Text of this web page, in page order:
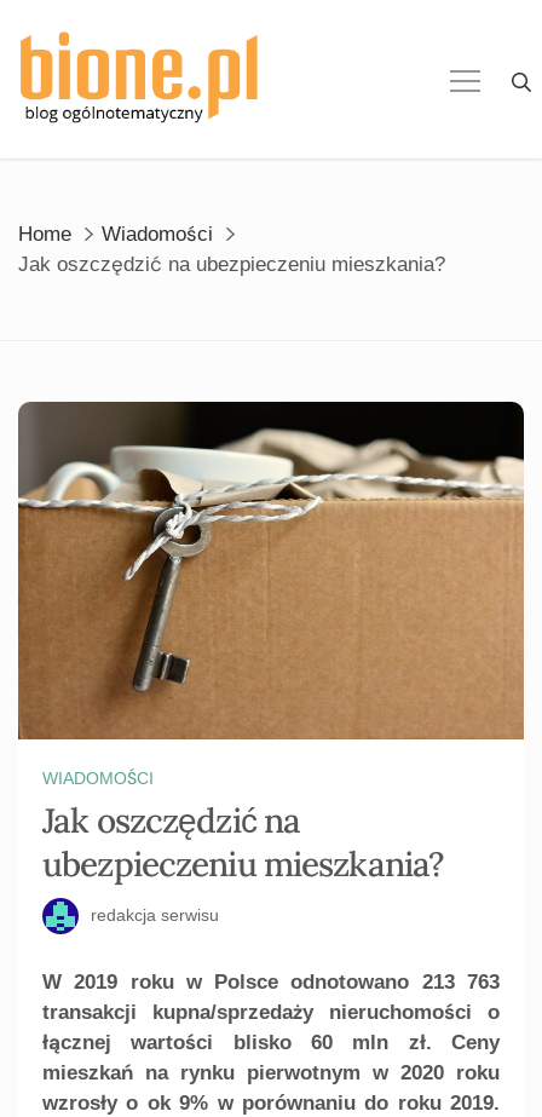
Home
Wiadomości
Jak oszczędzić na ubezpieczeniu mieszkania?
WIADOMOŚCI
Jak oszczędzić na
ubezpieczeniu mieszkania?
redakcja serwisu
W 2019 roku w Polsce odnotowano 213 763
transakcji kupna/sprzedaży nieruchomości o
łącznej wartości blisko 60 mln zł. Ceny
mieszkań na rynku pierwotnym w 2020 roku
wzrosły o ok 9% w porównaniu do roku 2019.